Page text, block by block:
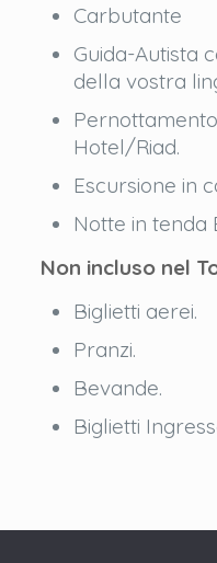
Carbutante
Guida-Autista
della vostra
Hotel/Riad.
Escursione in
Notte in tenda
Non incluso nel
Biglietti aerei.
Pranzi.
Bevande.
Biglietti